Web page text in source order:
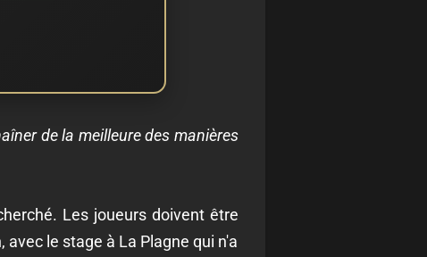
de la meilleure des manières
Les joueurs doivent être
le stage à La Plagne qui n'a